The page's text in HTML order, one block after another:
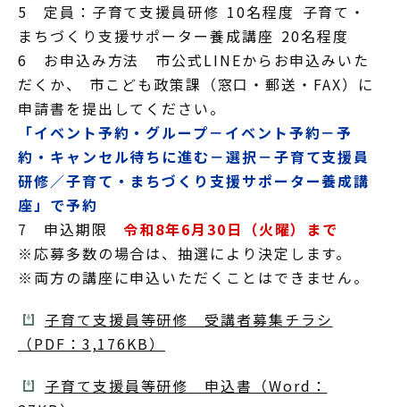
5 定員：子育て支援員研修 10名程度 子育て・
まちづくり支援サポーター養成講座 20名程度
6 お申込み方法 市公式LINEからお申込みいた
だくか、 市こども政策課（窓口・郵送・FAX）に
申請書を提出してください。
「イベント予約・グループ－イベント予約－予
約・キャンセル待ちに進む－選択－子育て支援員
研修／子育て・まちづくり支援サポーター養成講
座」で予約
7 申込期限令和8年6月30日（火曜）まで
※応募多数の場合は、抽選により決定します。
※両方の講座に申込いただくことはできません。
子育て支援員等研修 受講者募集チラシ
（PDF：3,176KB）
子育て支援員等研修 申込書（Word：